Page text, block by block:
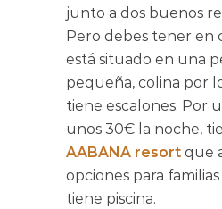
junto a dos buenos
Pero debes tener en
está situado en una
pequeña, colina por
tiene escalones. Por
unos 30€ la noche,
AABANA resort que
opciones para
tiene piscina.